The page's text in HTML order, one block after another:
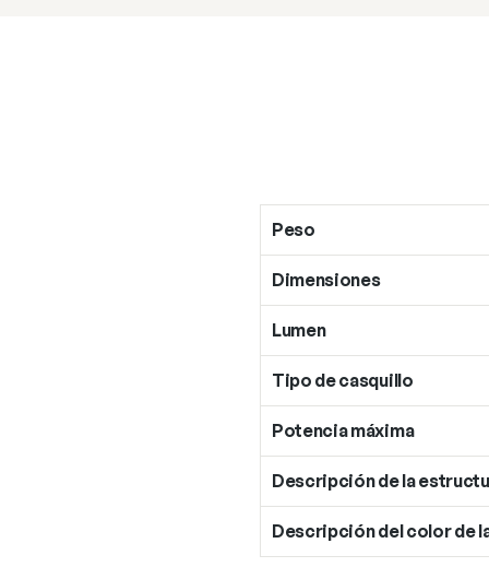
Peso
Dimensiones
Lumen
Tipo de casquillo
Potencia máxima
Descripción de la
Descripción del color de